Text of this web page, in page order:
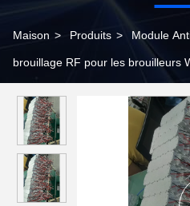
Maison > Produits > Module
brouillage RF pour les brouilleurs